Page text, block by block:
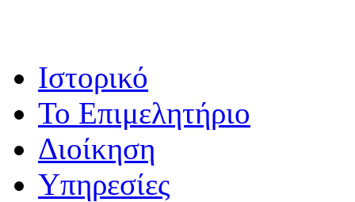
Ιστορικό
Το Επιμελητήριο
Διοίκηση
Υπηρεσίες